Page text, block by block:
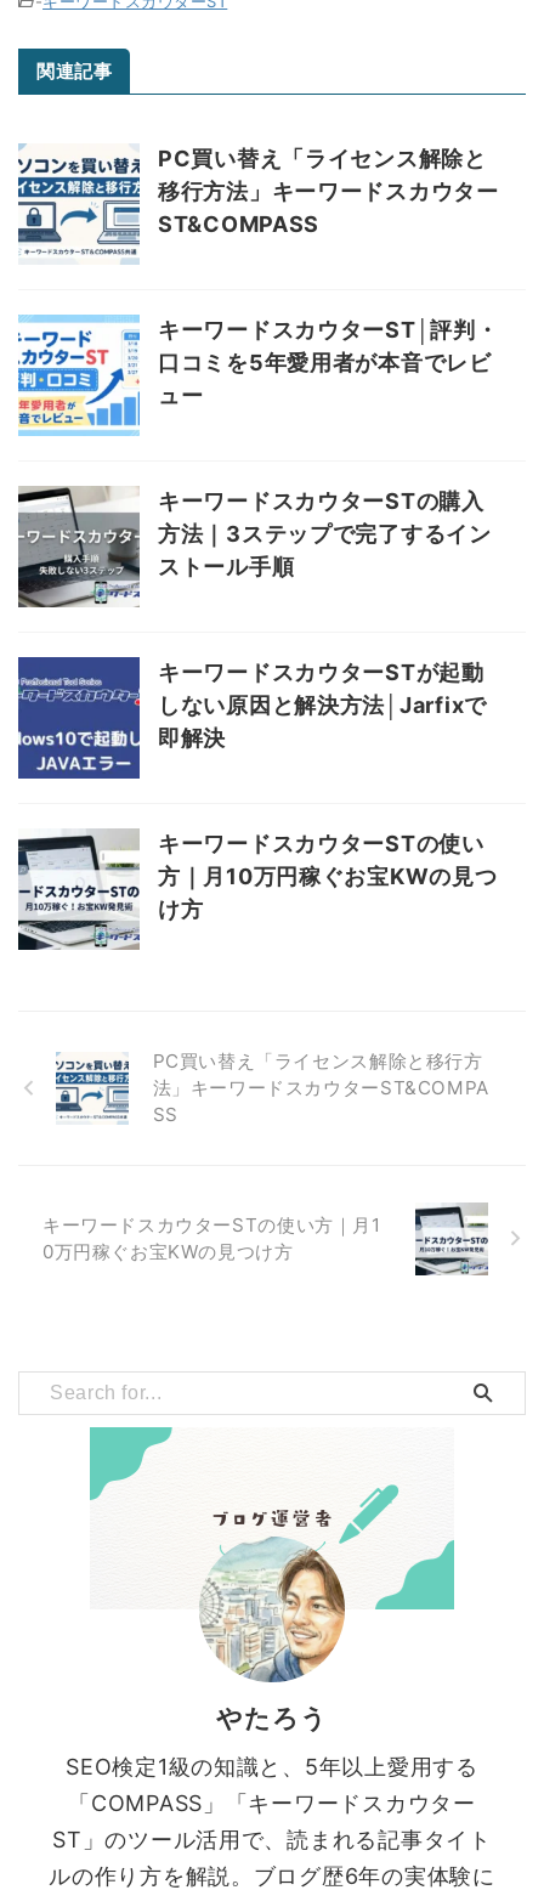
関連記事
PC買い替え「ライセンス解除と
移行方法」キーワードスカウター
ST&COMPASS
キーワードスカウターST│評判・
口コミを5年愛用者が本音でレビ
ュー
キーワードスカウターSTの購入
方法｜3ステップで完了するイン
ストール手順
キーワードスカウターSTが起動
しない原因と解決方法│Jarfixで
即解決
キーワードスカウターSTの使い
方｜月10万円稼ぐお宝KWの見つ
け方
PC買い替え「ライセンス解除と移行方
法」キーワードスカウターST&COMPA
SS
キーワードスカウターSTの使い方｜月1
0万円稼ぐお宝KWの見つけ方
やたろう
SEO検定1級の知識と、5年以上愛用する
「COMPASS」「キーワードスカウター
ST」のツール活用で、読まれる記事タイト
ルの作り方を解説。ブログ歴6年の実体験に